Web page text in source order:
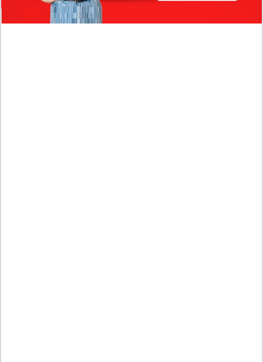
Dugaan Bullying: Siswa MTs Pati Kehilangan 2 Jari,